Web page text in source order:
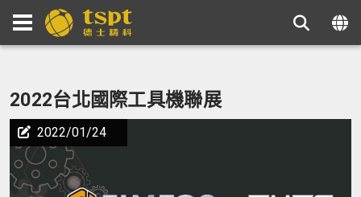
2022台北國際工具機聯展
2022/01/24